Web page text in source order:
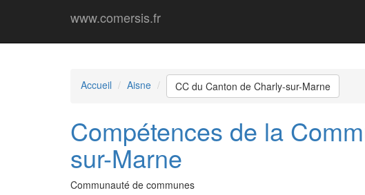
www.comersis.fr
Accueil Aisne CC du Canton de Charly-sur-Marne
Compétences de la
sur-Marne
Communauté de communes